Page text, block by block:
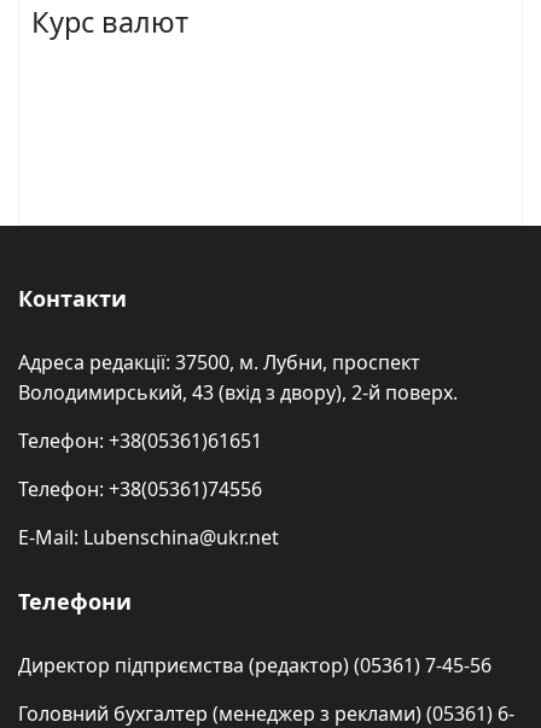
Курс валют
Контакти
Адреса редакції: 37500, м. Лубни, проспект
Володимирський, 43 (вхід з двору), 2-й поверх.
Телефон: +38(05361)61651
Телефон: +38(05361)74556
E-Mail: Lubenschina@ukr.net
Телефони
Директор підприємства (редактор) (05361) 7-45-56
Головний бухгалтер (менеджер з реклами) (05361) 6-